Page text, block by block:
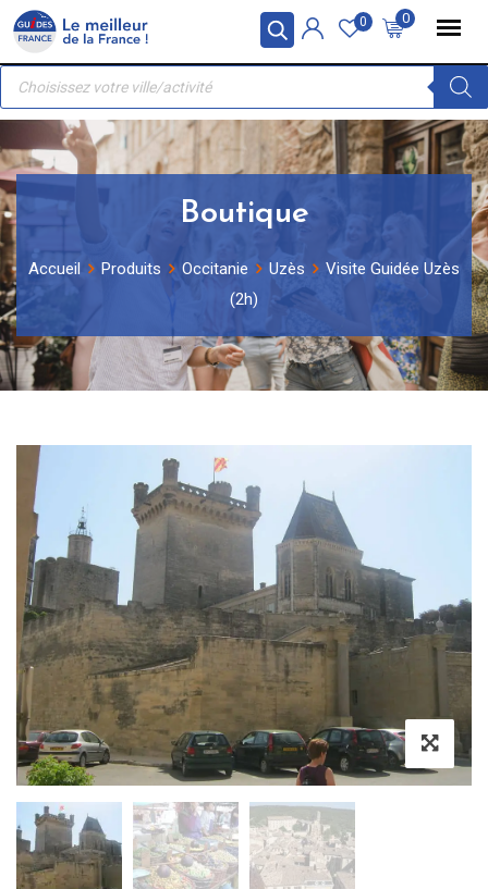
Panneau de gestion des cookies
Skip
content
0
0
Recherche
produits
Boutique
Accueil Produits Occitanie Uzès
Visite Guidée Uzès
(2h)